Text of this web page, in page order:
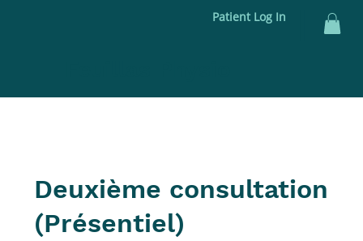
Patient Log In
Deuxième consultation
(Présentiel)